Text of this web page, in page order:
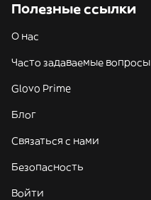
Полезные ссылки
О нас
Часто задаваемые вопросы
Glovo Prime
Блог
Связаться с нами
Безопасность
Войти